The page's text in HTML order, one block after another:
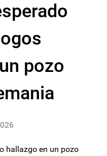
pozo
hallazgo en un pozo